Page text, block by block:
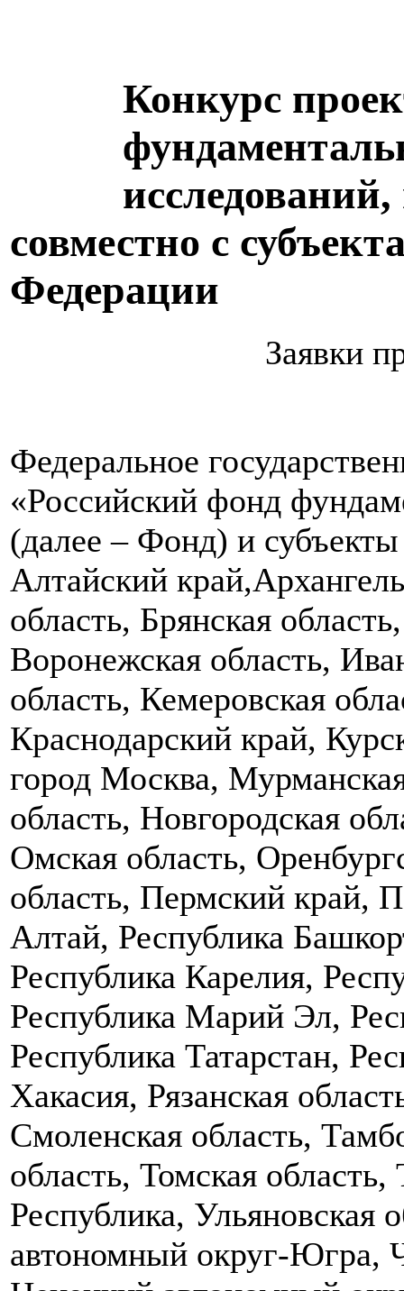
Конкурс
совместно с
Федерации
Заявки
Федеральное
«Российский фонд
(далее – Фонд) и
Алтайский
область, Брянская
Воронежская область,
область, Кемеровская
Краснодарский край,
город Москва,
область, Новгородская
Омская область,
область, Пермский край,
Алтай, Республика
Республика Карелия,
Республика Марий Эл,
Республика Татарстан,
Хакасия, Рязанская
Смоленская область,
область, Томская
Республика,
автономный округ-Югра,